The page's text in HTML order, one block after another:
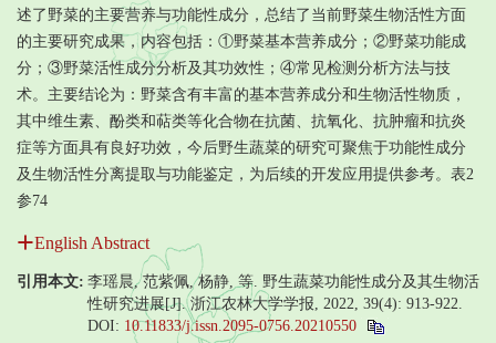
述了野菜的主要营养与功能性成分，总结了当前野菜生物活性方面
的主要研究成果，内容包括：①野菜基本营养成分；②野菜功能成
分；③野菜活性成分分析及其功效性；④常见检测分析方法与技
术。主要结论为：野菜含有丰富的基本营养成分和生物活性物质，
其中维生素、酚类和萜类等化合物在抗菌、抗氧化、抗肿瘤和抗炎
症等方面具有良好功效，今后野生蔬菜的研究可聚焦于功能性成分
及生物活性分离提取与功能鉴定，为后续的开发应用提供参考。表2
参74
English Abstract
引用本文: 李瑶晨, 范紫佩, 杨静, 等. 野生蔬菜功能性成分及其生物活
性研究进展[J]. 浙江农林大学学报, 2022, 39(4): 913-922.
DOI: 10.11833/j.issn.2095-0756.20210550